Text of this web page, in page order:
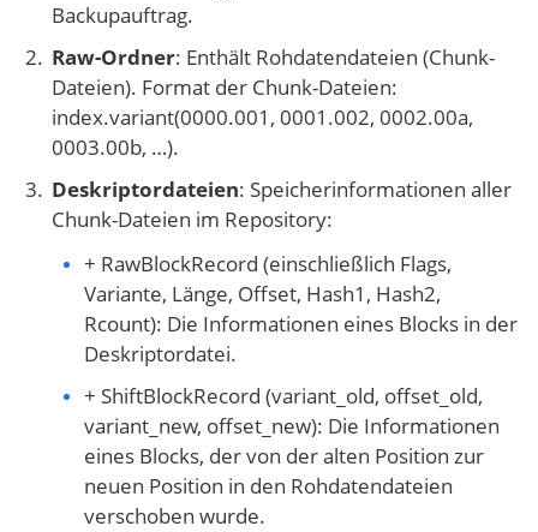
Backupauftrag.
Raw-Ordner: Enthält Rohdatendateien (Chunk-
Dateien). Format der Chunk-Dateien:
index.variant(0000.001, 0001.002, 0002.00a,
0003.00b, …).
Deskriptordateien: Speicherinformationen aller
Chunk-Dateien im Repository:
+ RawBlockRecord (einschließlich Flags,
Variante, Länge, Offset, Hash1, Hash2,
Rcount): Die Informationen eines Blocks in der
Deskriptordatei.
+ ShiftBlockRecord (variant_old, offset_old,
variant_new, offset_new): Die Informationen
eines Blocks, der von der alten Position zur
neuen Position in den Rohdatendateien
verschoben wurde.